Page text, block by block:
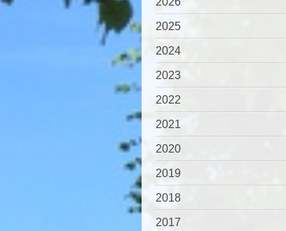
2025
2024
2023
2022
2021
2020
2019
2018
2017